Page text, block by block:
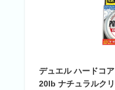
デュエル ハードコ
20lb ナチュラルク